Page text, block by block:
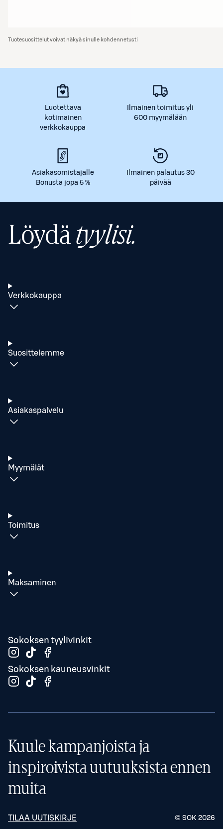
Tuotesuosittelut voivat näkyä sinulle kohdennetusti
Luotettava
kotimainen
verkkokauppa
Ilmainen toimitus yli
600 myymälään
Asiakasomistajalle
Bonusta jopa 5 %
Ilmainen palautus 30
päivää
Löydätyylisi.
Verkkokauppa
Suosittelemme
Asiakaspalvelu
Myymälät
Toimitus
Maksaminen
Sokoksen tyylivinkit
Sokoksen kauneusvinkit
Kuule kampanjoista ja
inspiroivista uutuuksista ennen
muita
TILAA UUTISKIRJE © SOK 2026